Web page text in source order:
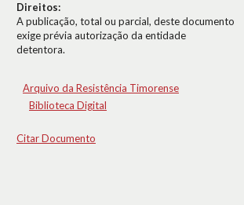
Direitos:
A publicação, total ou parcial, deste documento
exige prévia autorização da entidade
detentora.
Arquivo da Resistência Timorense
Biblioteca Digital
Citar Documento